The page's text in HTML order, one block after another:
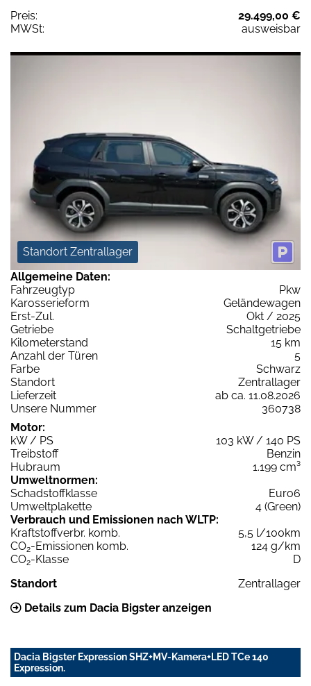
Preis:
29.499,00 €
MWSt:
ausweisbar
Standort Zentrallager
Allgemeine Daten:
Fahrzeugtyp
Pkw
Karosserieform
Geländewagen
Erst-Zul.
Okt / 2025
Getriebe
Schaltgetriebe
Kilometerstand
15 km
Anzahl der Türen
5
Farbe
Schwarz
Standort
Zentrallager
Lieferzeit
ab ca. 11.08.2026
Unsere Nummer
360738
Motor:
kW / PS
103 kW / 140 PS
Treibstoff
Benzin
Hubraum
1.199 cm³
Umweltnormen:
Schadstoffklasse
Euro6
Umweltplakette
4 (Green)
Verbrauch und Emissionen nach WLTP:
Kraftstoffverbr. komb.
5,5 l/100km
CO2-Emissionen komb.
124 g/km
CO2-Klasse
D
Standort
Zentrallager
Details zum Dacia Bigster anzeigen
Dacia Bigster Expression SHZ+MV-Kamera+LED TCe 140
Expression.